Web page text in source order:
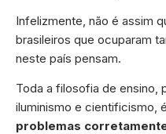
Infelizmente, não é assim
brasileiros que ocuparam
neste país pensam.
Toda a filosofia de ensino,
iluminismo e cientificismo,
problemas